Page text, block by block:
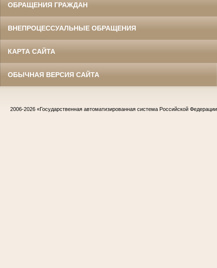
ОБРАЩЕНИЯ ГРАЖДАН
ВНЕПРОЦЕССУАЛЬНЫЕ ОБРАЩЕНИЯ
КАРТА САЙТА
ОБЫЧНАЯ ВЕРСИЯ САЙТА
2006-2026 «Государственная автоматизированная система Российской